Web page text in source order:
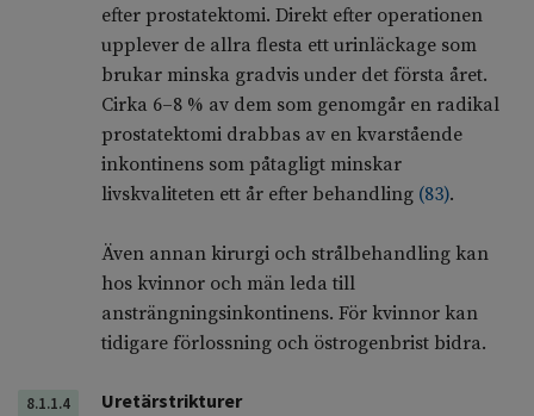
efter prostatektomi. Direkt efter operationen
upplever de allra flesta ett urinläckage som
brukar minska gradvis under det första året.
Cirka 6–8 % av dem som genomgår en radikal
prostatektomi drabbas av en kvarstående
inkontinens som påtagligt minskar
livskvaliteten ett år efter behandling (83).
Även annan kirurgi och strålbehandling kan
hos kvinnor och män leda till
ansträngningsinkontinens. För kvinnor kan
tidigare förlossning och östrogenbrist bidra.
8.1.1.4
Uretärstrikturer